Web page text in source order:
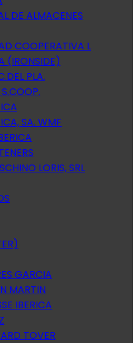
DE ALMACENES
COOPERATIVA L
(IRONSIDE)
PLA.
SA. WMF
LORIS, SRL
GARCIA
MARTIN
IBERICA
TOVER